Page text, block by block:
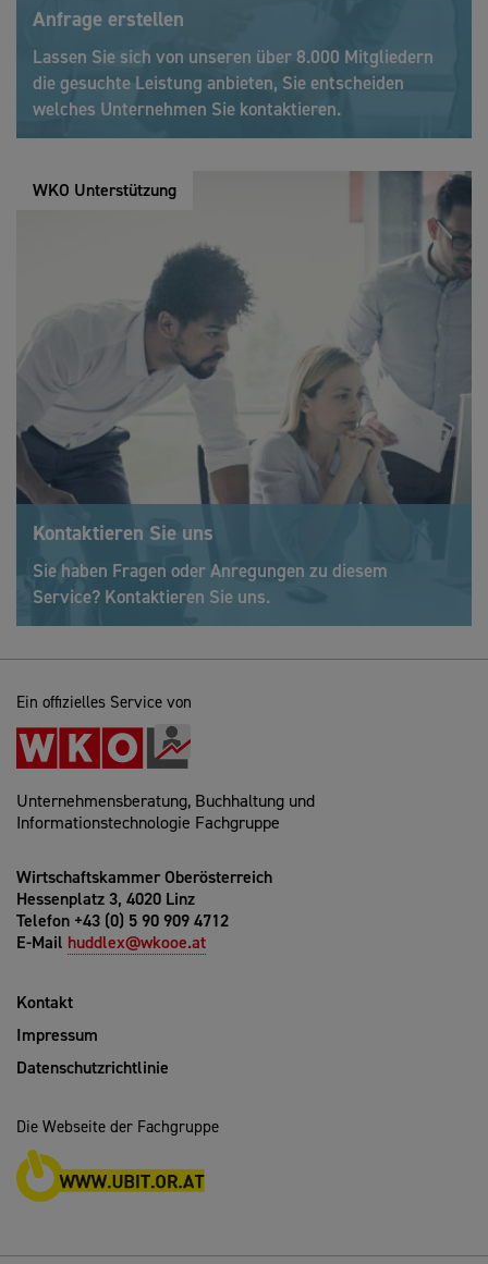
Anfrage erstellen
Lassen Sie sich von unseren über 8.000 Mitgliedern
die gesuchte Leistung anbieten, Sie entscheiden
welches Unternehmen Sie kontaktieren.
WKO Unterstützung
Kontaktieren Sie uns
Sie haben Fragen oder Anregungen zu diesem
Service? Kontaktieren Sie uns.
Ein offizielles Service von
Unternehmensberatung, Buchhaltung und
Informationstechnologie Fachgruppe
Wirtschaftskammer Oberösterreich
Hessenplatz 3, 4020 Linz
Telefon +43 (0) 5 90 909 4712
E-Mail huddlex@wkooe.at
Kontakt
Impressum
Datenschutzrichtlinie
Die Webseite der Fachgruppe